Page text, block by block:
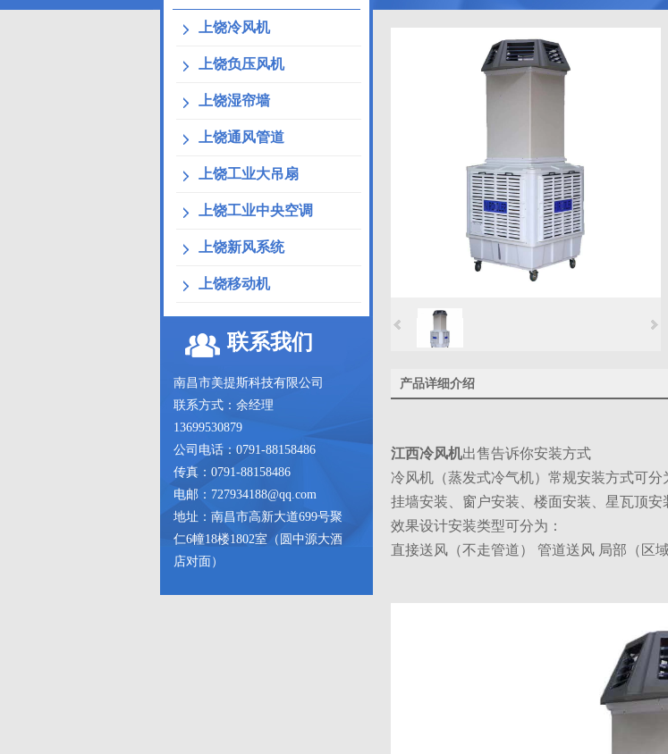
产品详细介绍
江西冷风机出售告诉你安装方式
冷风机 （蒸发式冷气机）常规安装方式可分
挂墙安装、窗户安装、楼面安装、星瓦顶安
效果设计安装类型可分为：
直接送风（不走管道） 管道送风 局部（区域
上饶冷风机
上饶负压风机
上饶湿帘墙
上饶通风管道
上饶工业大吊扇
上饶工业中央空调
上饶新风系统
上饶移动机
联系我们
南昌市美提斯科技有限公司
联系方式：余经理
13699530879
公司电话：0791-88158486
传真：0791-88158486
电邮：727934188@qq.com
地址：南昌市高新大道699号聚
仁6幢18楼1802室（圆中源大酒
店对面）